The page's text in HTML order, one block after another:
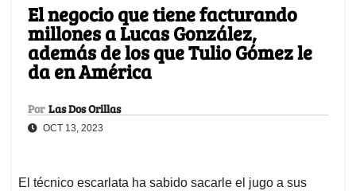
El negocio que tiene facturando
millones a Lucas González,
además de los que Tulio Gómez le
da en América
Por Las Dos Orillas
OCT 13, 2023
El técnico escarlata ha sabido sacarle el jugo a sus